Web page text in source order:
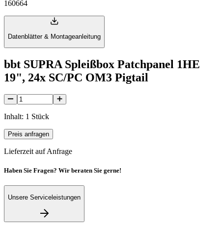
160664
Datenblätter & Montageanleitung
bbt SUPRA Spleißbox Patchpanel 1HE
19", 24x SC/PC OM3 Pigtail
Inhalt: 1 Stück
Preis anfragen
Lieferzeit auf Anfrage
Haben Sie Fragen? Wir beraten Sie gerne!
Unsere Serviceleistungen